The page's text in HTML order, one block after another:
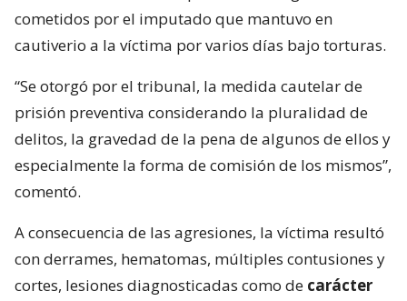
cometidos por el imputado que mantuvo en
cautiverio a la víctima por varios días bajo torturas.
“Se otorgó por el tribunal, la medida cautelar de
prisión preventiva considerando la pluralidad de
delitos, la gravedad de la pena de algunos de ellos y
especialmente la forma de comisión de los mismos”,
comentó.
A consecuencia de las agresiones, la víctima resultó
con derrames, hematomas, múltiples contusiones y
cortes, lesiones diagnosticadas como de carácter